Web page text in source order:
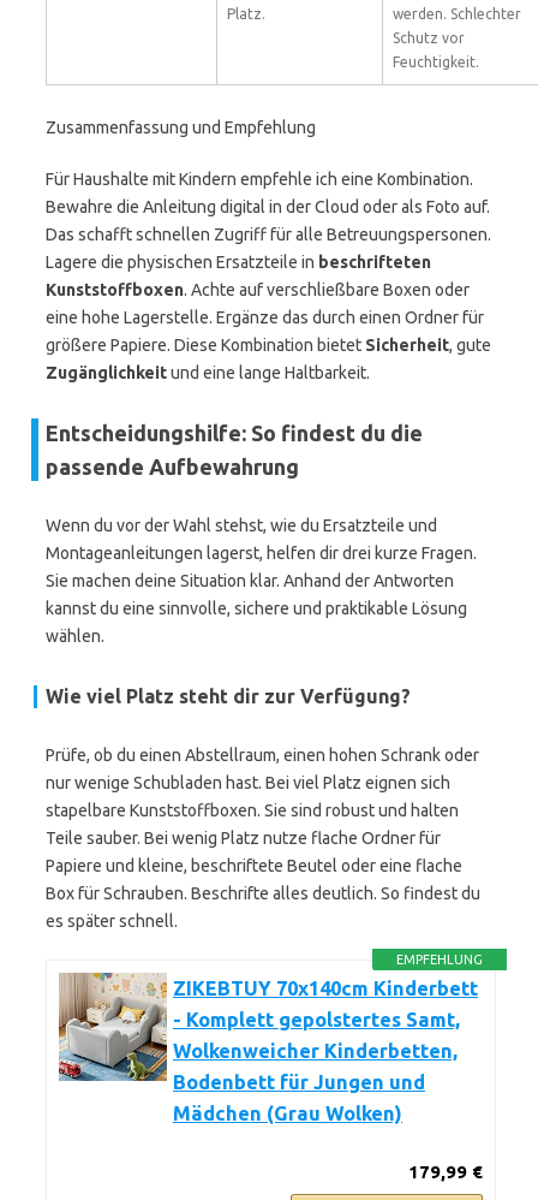
Platz.
werden. Schlechter
Schutz vor
Feuchtigkeit.
Zusammenfassung und Empfehlung
Für Haushalte mit Kindern empfehle ich eine Kombination.
Bewahre die Anleitung digital in der Cloud oder als Foto auf.
Das schafft schnellen Zugriff für alle Betreuungspersonen.
Lagere die physischen Ersatzteile in beschrifteten
Kunststoffboxen. Achte auf verschließbare Boxen oder
eine hohe Lagerstelle. Ergänze das durch einen Ordner für
größere Papiere. Diese Kombination bietet Sicherheit, gute
Zugänglichkeitund eine lange Haltbarkeit.
Entscheidungshilfe: So findest du die
passende Aufbewahrung
Wenn du vor der Wahl stehst, wie du Ersatzteile und
Montageanleitungen lagerst, helfen dir drei kurze Fragen.
Sie machen deine Situation klar. Anhand der Antworten
kannst du eine sinnvolle, sichere und praktikable Lösung
wählen.
Wie viel Platz steht dir zur Verfügung?
Prüfe, ob du einen Abstellraum, einen hohen Schrank oder
nur wenige Schubladen hast. Bei viel Platz eignen sich
stapelbare Kunststoffboxen. Sie sind robust und halten
Teile sauber. Bei wenig Platz nutze flache Ordner für
Papiere und kleine, beschriftete Beutel oder eine flache
Box für Schrauben. Beschrifte alles deutlich. So findest du
es später schnell.
EMPFEHLUNG
ZIKEBTUY 70x140cm Kinderbett
- Komplett gepolstertes Samt,
Wolkenweicher Kinderbetten,
Bodenbett für Jungen und
Mädchen (Grau Wolken)
179,99 €